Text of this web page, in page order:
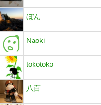
ぼん
Naoki
tokotoko
八百